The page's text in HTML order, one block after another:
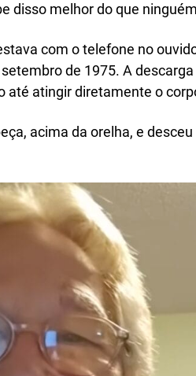
disso melhor do que
com o telefone no
de 1975. A
até atingir diretamente o
acima da orelha, e